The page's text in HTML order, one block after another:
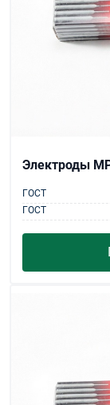
Электроды
ГОСТ
ГОСТ